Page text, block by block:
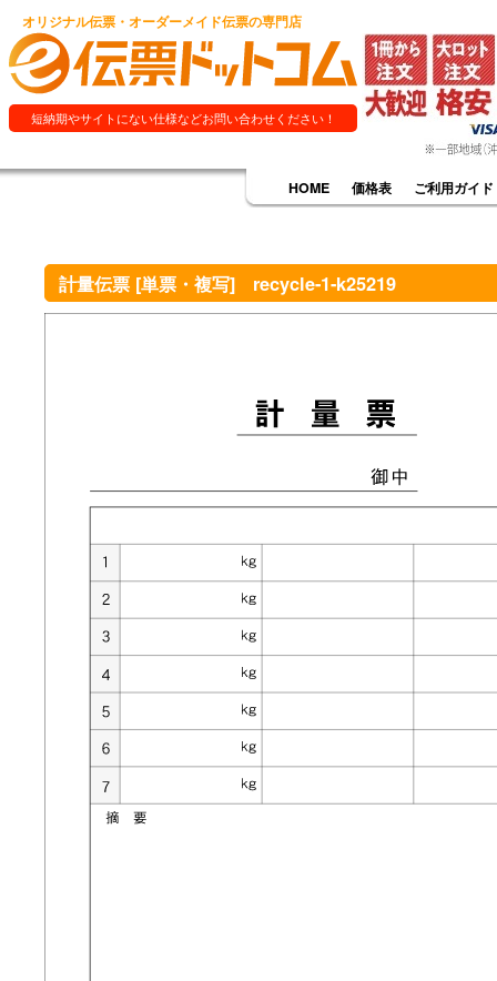
オリジナル伝票・オーダーメイド伝票の専門店
短納期やサイトにない仕様などお問い合わせください！
HOME 価格表 ご利用ガイド
計量伝票 [単票・複写] recycle-1-k25219